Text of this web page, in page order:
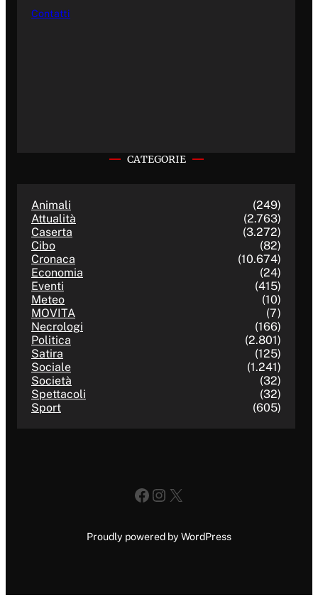
Contatti
CATEGORIE
Animali
(249)
Attualità
(2.763)
Caserta
(3.272)
Cibo
(82)
Cronaca
(10.674)
Economia
(24)
Eventi
(415)
Meteo
(10)
MOVITA
(7)
Necrologi
(166)
Politica
(2.801)
Satira
(125)
Sociale
(1.241)
Società
(32)
Spettacoli
(32)
Sport
(605)
Facebook
Instagram
X
Proudly powered by WordPress